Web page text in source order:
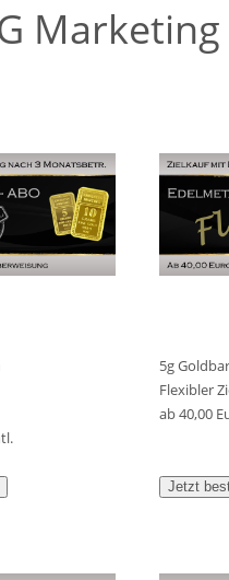
Marketing
5g
Flexibler
ab 40,00
Jetzt